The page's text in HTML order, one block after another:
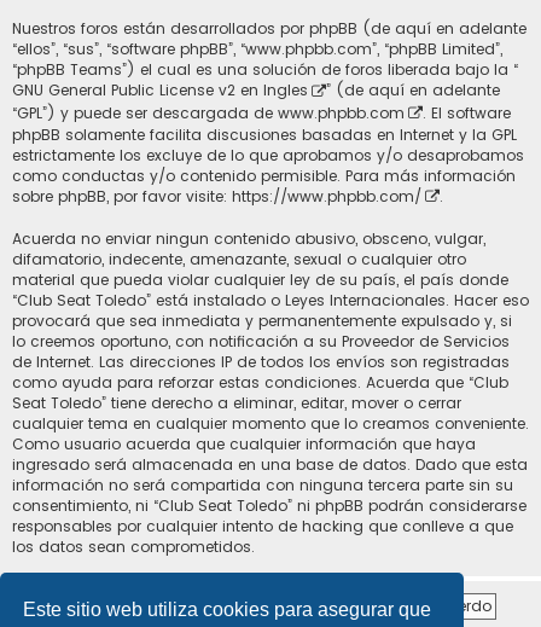
Este sitio web utiliza cookies para asegurar que
Nuestros foros están desarrollados por phpBB (de aquí en adelante
“ellos”, “sus”, “software phpBB”, “www.phpbb.com”, “phpBB Limited”,
“phpBB Teams”) el cual es una solución de foros liberada bajo la “
GNU General Public License v2 en Ingles
” (de aquí en adelante
“GPL”) y puede ser descargada de www.phpbb.com
. El software
phpBB solamente facilita discusiones basadas en Internet y la GPL
estrictamente los excluye de lo que aprobamos y/o desaprobamos
como conductas y/o contenido permisible. Para más información
sobre phpBB, por favor visite: https://www.phpbb.com/ .
Acuerda no enviar ningun contenido abusivo, obsceno, vulgar,
difamatorio, indecente, amenazante, sexual o cualquier otro
material que pueda violar cualquier ley de su país, el país donde
“Club Seat Toledo” está instalado o Leyes Internacionales. Hacer eso
provocará que sea inmediata y permanentemente expulsado y, si
lo creemos oportuno, con notificación a su Proveedor de Servicios
de Internet. Las direcciones IP de todos los envíos son registradas
como ayuda para reforzar estas condiciones. Acuerda que “Club
Seat Toledo” tiene derecho a eliminar, editar, mover o cerrar
cualquier tema en cualquier momento que lo creamos conveniente.
Como usuario acuerda que cualquier información que haya
ingresado será almacenada en una base de datos. Dado que esta
información no será compartida con ninguna tercera parte sin su
consentimiento, ni “Club Seat Toledo” ni phpBB podrán considerarse
responsables por cualquier intento de hacking que conlleve a que
los datos sean comprometidos.